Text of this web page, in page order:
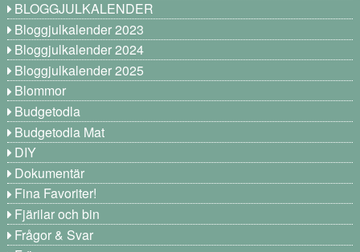
BLOGGJULKALENDER
Bloggjulkalender 2023
Bloggjulkalender 2024
Bloggjulkalender 2025
Blommor
Budgetodla
Budgetodla Mat
DIY
Dokumentär
Fina Favoriter!
Fjärilar och bin
Frågor & Svar